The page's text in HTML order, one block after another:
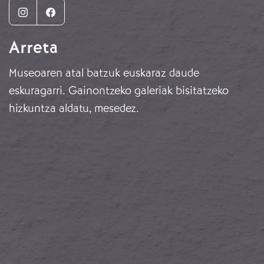
InstagramFacebook
Arreta
Museoaren atal batzuk euskaraz daude
eskuragarri. Gainontzeko galeriak bisitatzeko
hizkuntza aldatu, mesedez.